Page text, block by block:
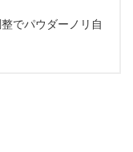
でパウダーノリ自